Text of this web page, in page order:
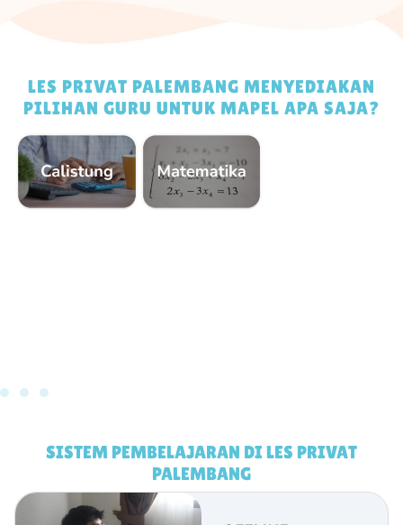
LES PRIVAT PALEMBANG MENYEDIAKAN
PILIHAN GURU UNTUK MAPEL APA SAJA?
SISTEM PEMBELAJARAN DI LES PRIVAT
PALEMBANG